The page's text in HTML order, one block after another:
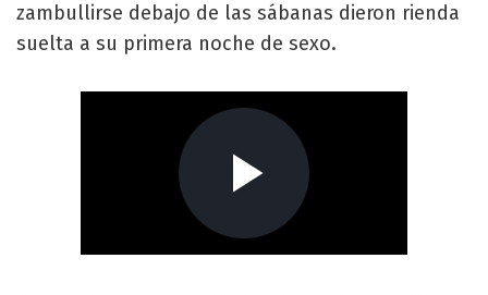
zambullirse debajo de las sábanas dieron rienda
suelta a su primera noche de sexo.